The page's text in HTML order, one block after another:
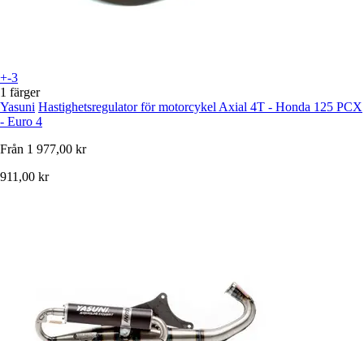
+-3
1 färger
Yasuni Hastighetsregulator för motorcykel Axial 4T - Honda 125 PCX
- Euro 4
Från 1 977,00 kr
911,00 kr